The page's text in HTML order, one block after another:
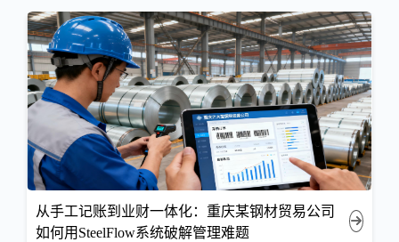
从手工记账到业财一体化：重庆某钢材贸易公司
如何用SteelFlow系统破解管理难题